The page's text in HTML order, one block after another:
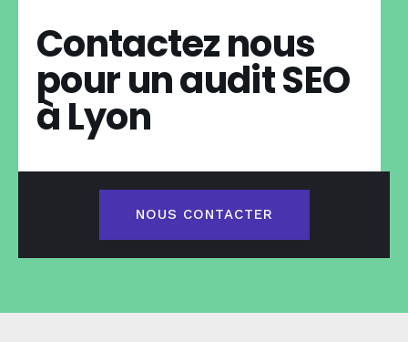
Contactez nous
pour un audit SEO
à Lyon
NOUS CONTACTER